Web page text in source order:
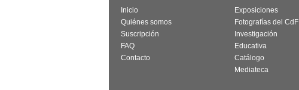
Inicio
Quiénes somos
Suscripción
FAQ
Contacto
Exposiciones
Fotografías del CdF
Investigación
Educativa
Catálogo
Mediateca